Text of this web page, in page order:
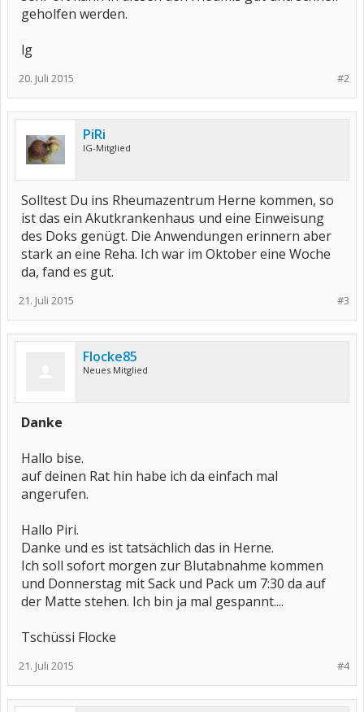
geholfen werden.
lg
#2
20. Juli 2015
PiRi
IG-Mitglied
Solltest Du ins Rheumazentrum Herne kommen, so
ist das ein Akutkrankenhaus und eine Einweisung
des Doks genügt. Die Anwendungen erinnern aber
stark an eine Reha. Ich war im Oktober eine Woche
da, fand es gut.
#3
21. Juli 2015
Flocke85
Neues Mitglied
Danke
Hallo bise.
auf deinen Rat hin habe ich da einfach mal
angerufen.
Hallo Piri.
Danke und es ist tatsächlich das in Herne.
Ich soll sofort morgen zur Blutabnahme kommen
und Donnerstag mit Sack und Pack um 7:30 da auf
der Matte stehen. Ich bin ja mal gespannt....
Tschüssi Flocke
#4
21. Juli 2015